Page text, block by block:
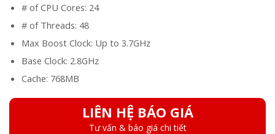
# of CPU Cores: 24
# of Threads: 48
Max Boost Clock: Up to 3.7GHz
Base Clock: 2.8GHz
Cache: 768MB
LIÊN HỆ BÁO GIÁ
Tư vấn & báo giá chi tiết